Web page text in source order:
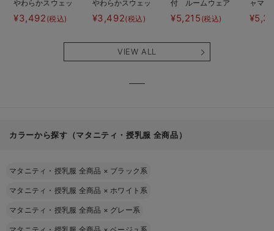
やわらかスウェッ
ト半袖ティアード
ネグリジェ マタ
¥3,492 (税込)
やわらかスウェッ
ト半袖フレアワン
ピース マタニテ
も長く使える】
¥3,492(税込)
付 ルームウェア
にもなる授乳キャ
ミソール
¥5,215 (税込)
ャマ
ェー
VIEW ALL
カラーから探す（マタニティ・授乳服 全商品）
マタニティ・授乳服 全商品 × ブラック系
マタニティ・授乳服 全商品 ×ホワイト系
マタニティ・授乳服 全商品 × グレー系